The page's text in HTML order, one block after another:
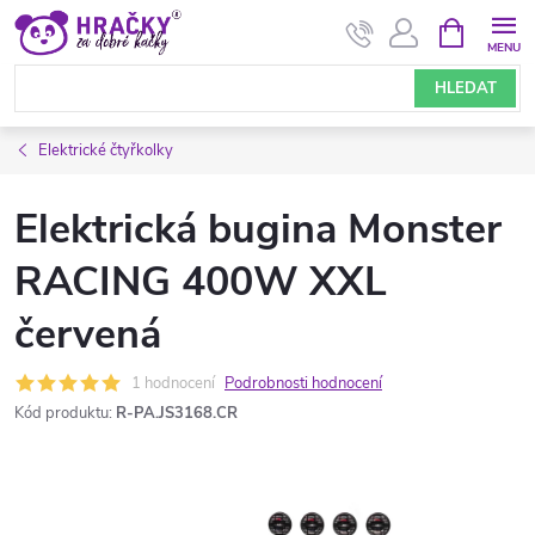
Přejít
obsah
HLEDAT
NÁKUPNÍ
KOŠÍK
Elektrické čtyřkolky
Elektrická bugina Monster
RACING 400W XXL
červená
1 hodnocení Podrobnosti hodnocení
Kód produktu: R-PA.JS3168.CR